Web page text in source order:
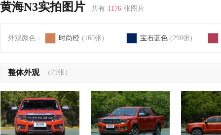
黄海N3实拍图片 共有 1176 张图片
外观颜色： 时尚橙 (160张) 宝石蓝色 (290张)
整体外观 （71张）